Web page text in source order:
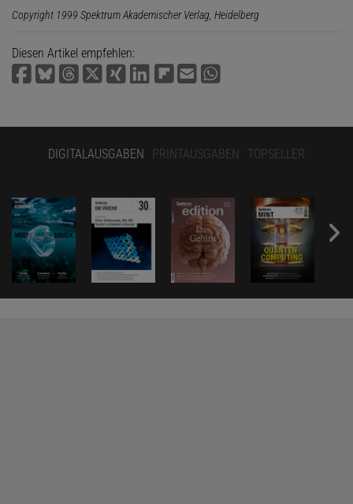
Copyright 1999 Spektrum Akademischer Verlag, Heidelberg
Diesen Artikel empfehlen:
DIGITALAUSGABEN PRINTAUSGABEN TOPSELLER